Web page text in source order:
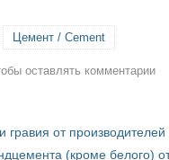
Цемент / Cement
оставлять комментарии
гравия от
(кроме белого)